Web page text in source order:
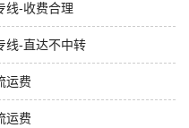
线-收费合理
线-直达不中转
运费
运费